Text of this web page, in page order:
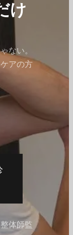
け
ない。
アの方
体師監
ることで、上
動作を行うこ
Dumbbell
を持ち上げる
します。
Curl）
縮を最大限に